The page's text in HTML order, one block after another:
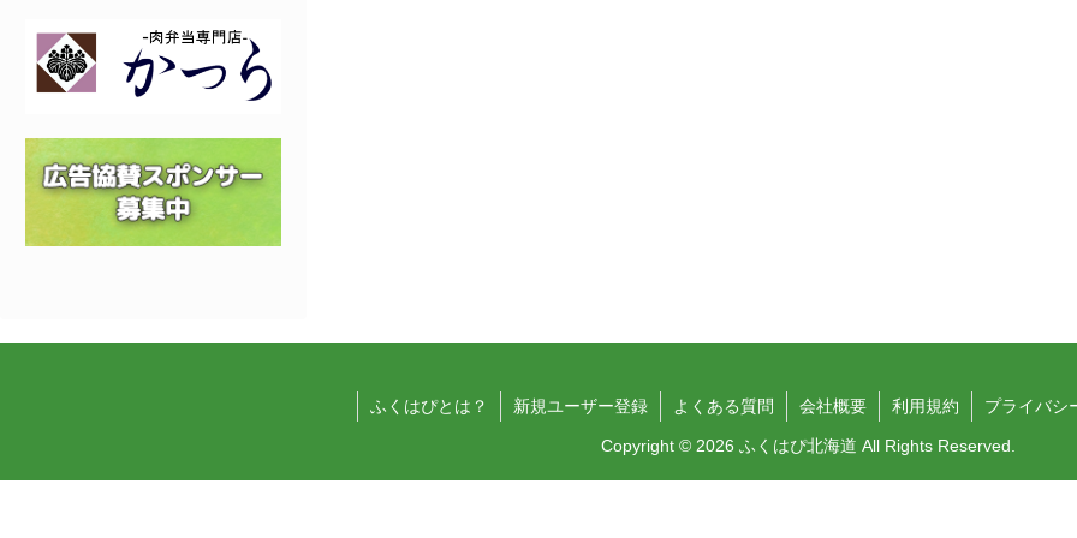
ふくはぴとは？ 新規ユーザー登録 よくある質問 会社概要 利用規約 プライバシ
Copyright © 2026 ふくはぴ北海道 All Rights Reserved.